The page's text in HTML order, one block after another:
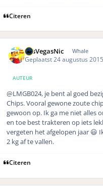
Citeren
LasVegasNic Whale
Geplaatst24 augustus 2015
AUTEUR
@LMGB024, je bent al goed
Chips. Vooral gewone zoute
gewoon op. Ik ga me niet alles
en toe best trakteren op iets
vergeten het afgelopen jaar 😃
2 kg af te vallen.
Citeren